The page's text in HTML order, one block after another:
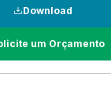
Download
um Orçamento